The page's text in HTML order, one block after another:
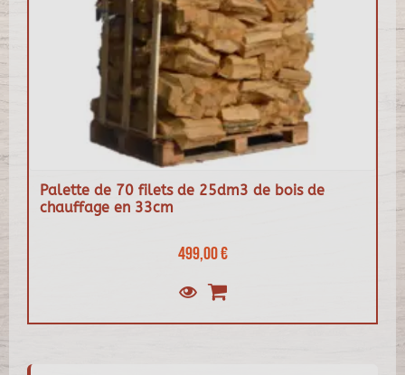
Palette de 70 filets de 25dm3 de bois de
chauffage en 33cm
499,00 €